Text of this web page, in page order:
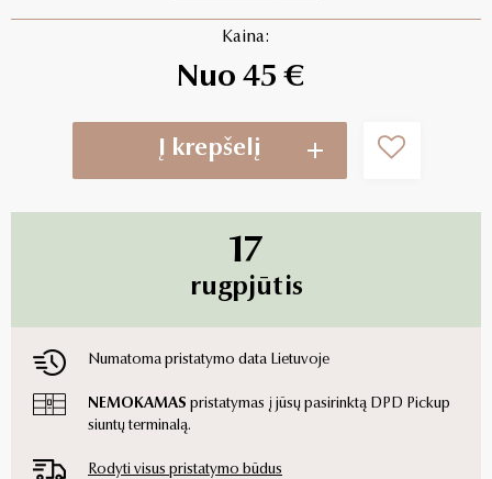
Kaina:
Nuo 45 €
Į krepšelį
17
rugpjūtis
Numatoma pristatymo data Lietuvoje
NEMOKAMAS pristatymas į jūsų pasirinktą DPD Pickup
siuntų terminalą.
Rodyti visus pristatymo būdus